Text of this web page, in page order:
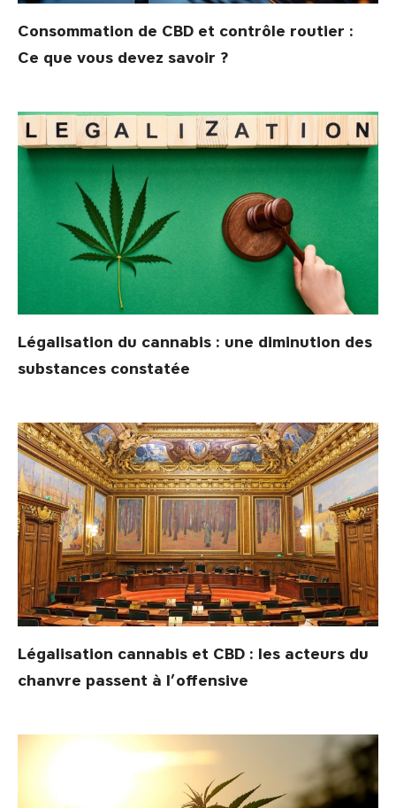
Consommation de CBD et contrôle routier :
Ce que vous devez savoir ?
Légalisation du cannabis : une diminution des
substances constatée
Légalisation cannabis et CBD : les acteurs du
chanvre passent à l’offensive